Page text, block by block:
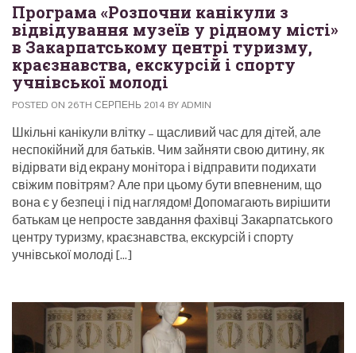
Програма «Розпочни канікули з
відвідування музеїв у рідному місті»
в Закарпатському центрі туризму,
краєзнавства, екскурсій і спорту
учнівської молоді
POSTED ON 26TH СЕРПЕНЬ 2014 BY ADMIN
Шкільні канікули влітку – щасливий час для дітей, але
неспокійний для батьків. Чим зайняти свою дитину, як
відірвати від екрану монітора і відправити подихати
свіжим повітрям? Але при цьому бути впевненим, що
вона є у безпеці і під наглядом! Допомагають вирішити
батькам це непросте завдання фахівці Закарпатського
центру туризму, краєзнавства, екскурсій і спорту
учнівської молоді […]